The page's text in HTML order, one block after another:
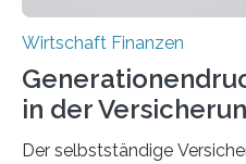
Wirtschaft Finanzen
in der
Der selbstständige